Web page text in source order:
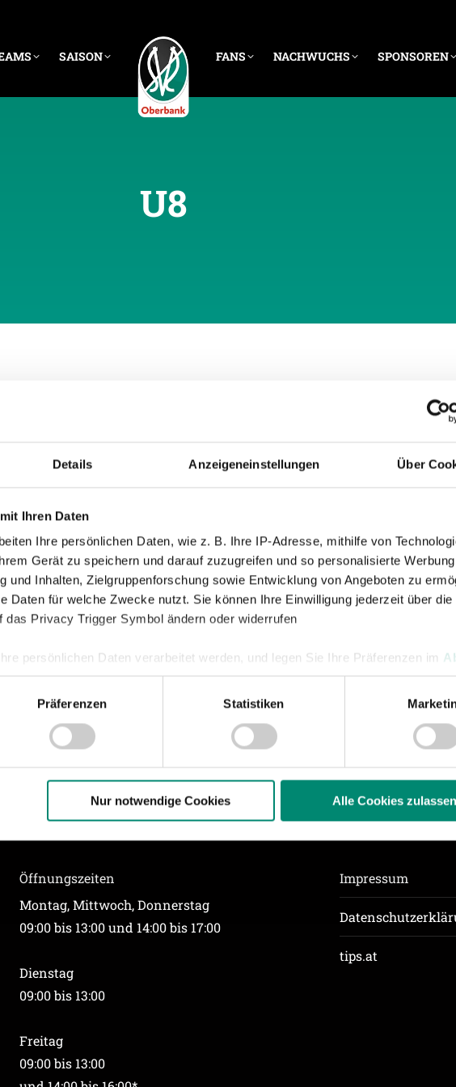
Details Anzeigeneinstellungen Über
Ihren Daten
Ihre persönlichen Daten, wie z. B. Ihre IP-Adresse, mithilfe von
Gerät zu speichern und darauf zuzugreifen und so personalisierte
und Inhalten, Zielgruppenforschung sowie Entwicklung von Angeboten zu
Daten für welche Zwecke nutzt. Sie können Ihre Einwilligung jederzeit über die
das Privacy Trigger Symbol ändern oder widerrufen
persönlichen Daten verarbeitet werden, und legen Sie Ihre Präferenzen im
zu analysieren. Außerdem geben wir Informationen zu Ihrer Verwendung
Präferenzen Statistiken
Nur notwendige Cookies Alle Cookies zulassen
SAISON FANS NACHWUCHS SPONSOREN
U8
Öffnungszeiten
Montag, Mittwoch, Donnerstag
09:00 bis 13:00 und 14:00 bis 17:00
Dienstag
09:00 bis 13:00
Freitag
09:00 bis 13:00
Impressum
tips.at